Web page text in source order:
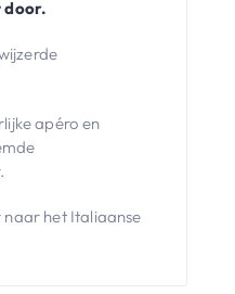
door.
apéro en
naar het Italiaanse